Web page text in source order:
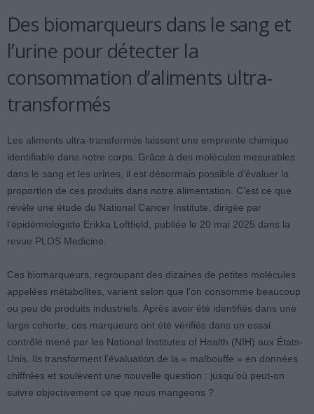
Des biomarqueurs dans le sang et
l’urine pour détecter la
consommation d’aliments ultra-
transformés
Les aliments ultra-transformés laissent une empreinte chimique
identifiable dans notre corps. Grâce à des molécules mesurables
dans le sang et les urines, il est désormais possible d’évaluer la
proportion de ces produits dans notre alimentation. C’est ce que
révèle une étude du National Cancer Institute, dirigée par
l’épidémiologiste Erikka Loftfield, publiée le 20 mai 2025 dans la
revue PLOS Medicine.
Ces biomarqueurs, regroupant des dizaines de petites molécules
appelées métabolites, varient selon que l’on consomme beaucoup
ou peu de produits industriels. Après avoir été identifiés dans une
large cohorte, ces marqueurs ont été vérifiés dans un essai
contrôlé mené par les National Institutes of Health (NIH) aux États-
Unis. Ils transforment l’évaluation de la « malbouffe » en données
chiffrées et soulèvent une nouvelle question : jusqu’où peut-on
suivre objectivement ce que nous mangeons ?